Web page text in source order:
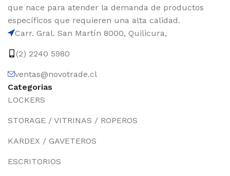
que nace para atender la demanda de productos
específicos que requieren una alta calidad.
Carr. Gral. San Martín 8000, Quilicura,
(2) 2240 5980
ventas@novotrade.cl
Categorias
LOCKERS
STORAGE / VITRINAS / ROPEROS
KARDEX / GAVETEROS
ESCRITORIOS